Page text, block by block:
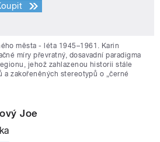
města - léta 1945–1961. Karin
míry převratný, dosavadní paradigma
jehož zahlazenou historii stále
a zakořeněných stereotypů o „černé
Joe